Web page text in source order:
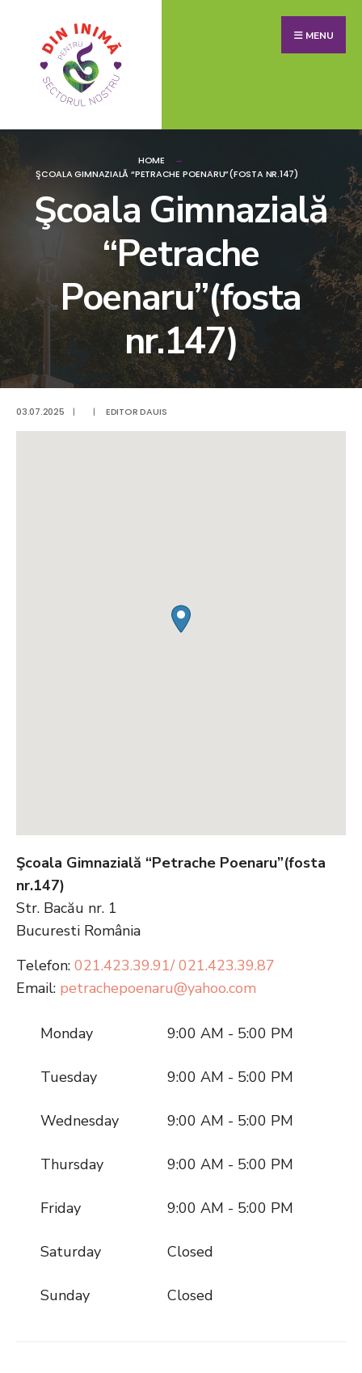
MENU
HOME
ŞCOALA GIMNAZIALĂ “PETRACHE POENARU”(FOSTA NR.147)
Şcoala Gimnazială
“Petrache
Poenaru”(fosta
nr.147)
03.07.2025 | | EDITOR DAUIS
Şcoala Gimnazială “Petrache Poenaru”(fosta
nr.147)
Str. Bacău nr. 1
Bucuresti România
Telefon: 021.423.39.91/ 021.423.39.87
Email: petrachepoenaru@yahoo.com
Monday 9:00 AM - 5:00 PM
Tuesday 9:00 AM - 5:00 PM
Wednesday 9:00 AM - 5:00 PM
Thursday 9:00 AM - 5:00 PM
Friday 9:00 AM - 5:00 PM
Saturday Closed
Sunday Closed